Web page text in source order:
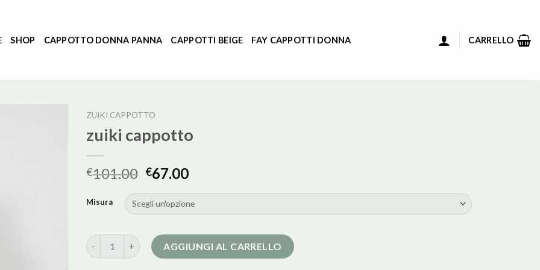
SHOP CAPPOTTO DONNA PANNA CAPPOTTI BEIGE FAY CAPPOTTI DONNA CARRELLO
ZUIKI CAPPOTTO
zuiki cappotto
€101.00 €67.00
Misura
zuiki cappotto quantitàAGGIUNGI AL CARRELLO